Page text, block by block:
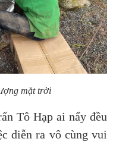
mặt trời
Tô Hạp ai nấy đều
diễn ra vô cùng vui